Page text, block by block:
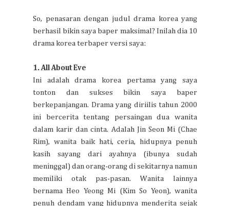
So, penasaran dengan judul drama korea yang
berhasil bikin saya baper maksimal? Inilah dia 10
drama korea terbaper versi saya:
1. All About Eve
Ini adalah drama korea pertama yang saya
tonton dan sukses bikin saya baper
berkepanjangan. Drama yang diriilis tahun 2000
ini bercerita tentang persaingan dua wanita
dalam karir dan cinta. Adalah Jin Seon Mi (Chae
Rim), wanita baik hati, ceria, hidupnya penuh
kasih sayang dari ayahnya (ibunya sudah
meninggal) dan orang-orang di sekitarnya namun
memiliki otak pas-pasan. Wanita lainnya
bernama Heo Yeong Mi (Kim So Yeon), wanita
penuh dendam yang hidupnya menderita sejak